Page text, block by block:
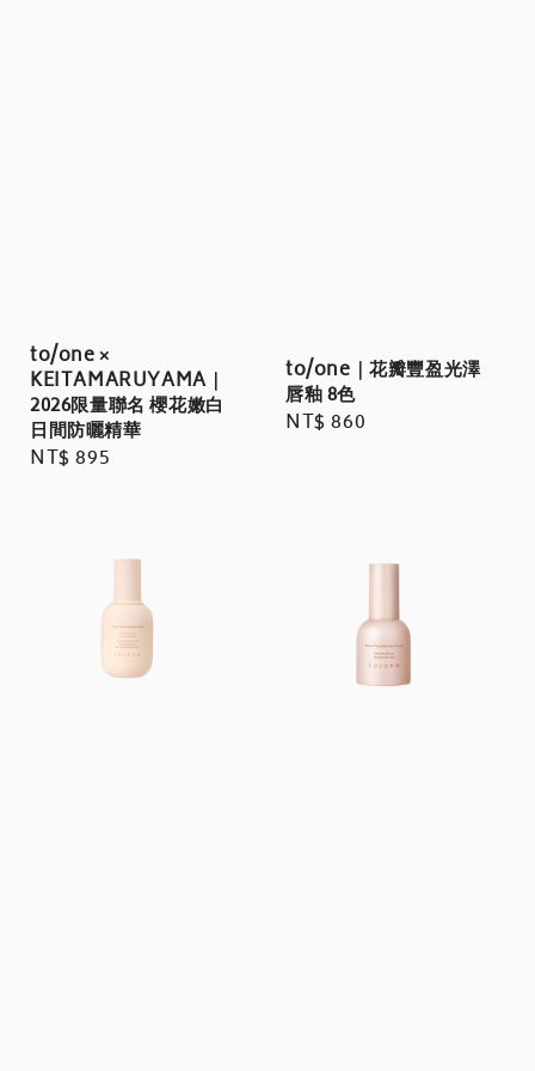
to/one ×
KEITAMARUYAMA｜
2026限量聯名 櫻花嫩白
日間防曬精華
Regular
NT$ 895
to/one｜花瓣豐盈光澤
唇釉 8色
Regular
NT$ 860